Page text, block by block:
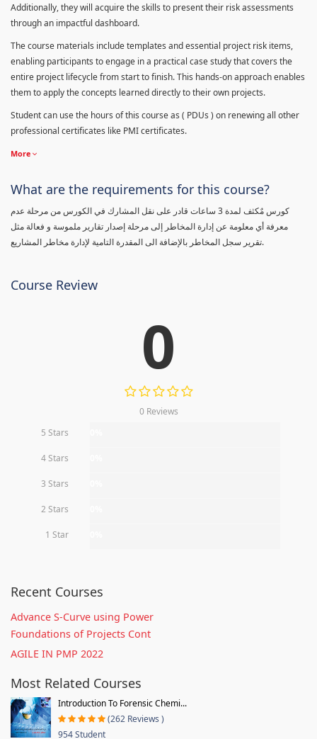
Additionally, they will acquire the skills to present their risk assessments
through an impactful dashboard.
The course materials include templates and essential project risk items,
enabling participants to engage in a practical case study that covers the
entire project lifecycle from start to finish. This hands-on approach enables
them to apply the concepts learned directly to their own projects.
Student can use the hours of this course as ( PDUs ) on renewing all other
professional certificates like PMI certificates.
More
What are the requirements for this course?
كورس مٌكثف لمدة 3 ساعات قادر على نقل المشارك في الكورس من مرحلة عدم
معرفة أي معلومة عن إدارة المخاطر إلى مرحلة إصدار تقارير ملموسة و فعالة مثل
تقرير سجل المخاطر بالإضافة الى المقدرة التامية لإدارة مخاطر المشاريع.
Course Review
0
0 Reviews
5 Stars
4 Stars
3 Stars
2 Stars
1 Star
Recent Courses
Advance S-Curve using Power
Foundations of Projects Cont
AGILE IN PMP 2022
Most Related Courses
Introduction To Forensic Chemi...
(262 Reviews )
954 Student